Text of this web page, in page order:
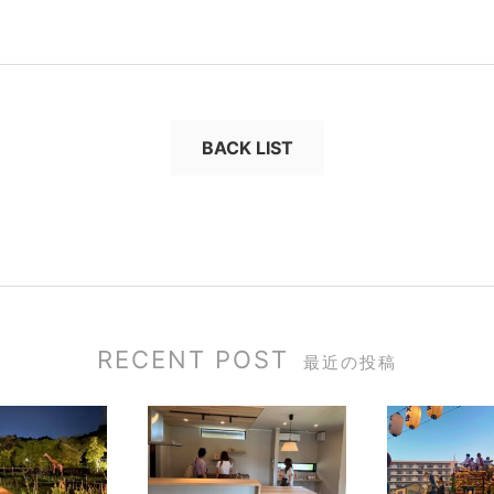
BACK LIST
RECENT POST 最近の投稿